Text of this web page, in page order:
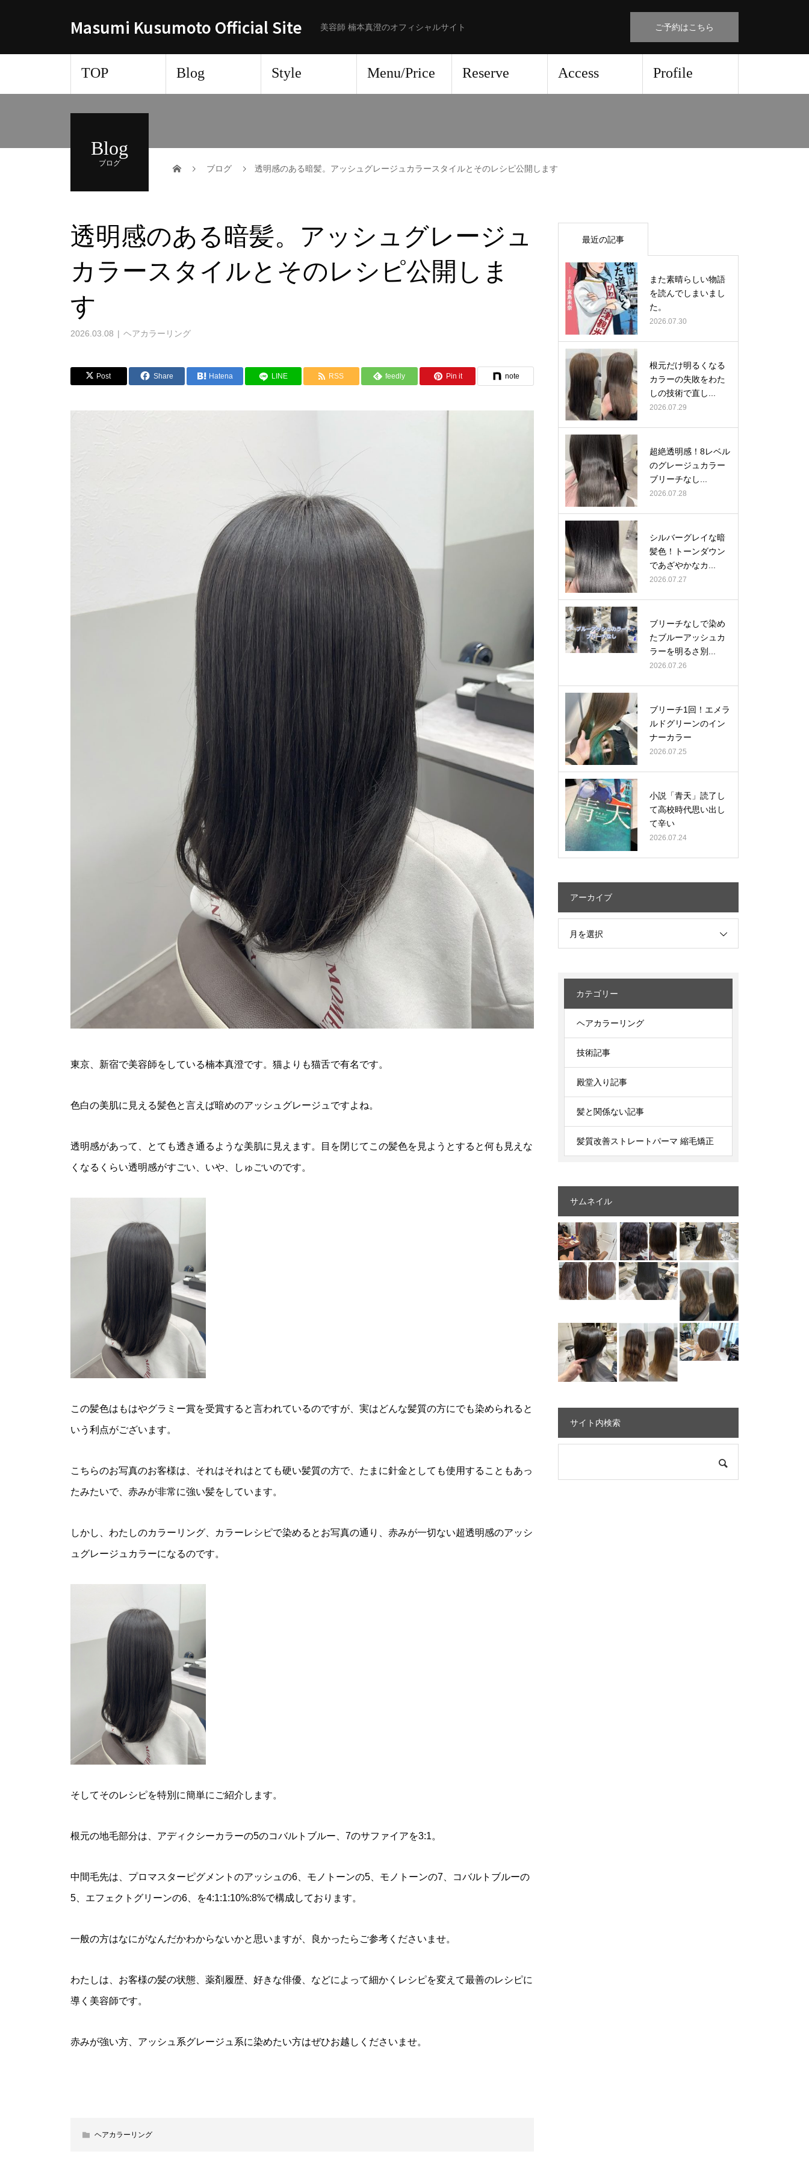
Masumi Kusumoto Official Site 美容師 楠本真澄のオフィシャルサイト ご予約はこちら
TOP Blog Style Menu/Price Reserve Access Profile
Blog
ブログ
ブログ 透明感のある暗髪。アッシュグレージュカラースタイルとそのレシピ公開します
透明感のある暗髪。アッシュグレージュ
カラースタイルとそのレシピ公開しま
す
2026.03.08 ヘアカラーリング
Post Share Hatena LINE RSS feedly Pin it note
東京、新宿で美容師をしている楠本真澄です。猫よりも猫舌で有名です。
色白の美肌に見える髪色と言えば暗めのアッシュグレージュですよね。
透明感があって、とても透き通るような美肌に見えます。目を閉じてこの髪色を見ようとすると何も見えな
くなるくらい透明感がすごい、いや、しゅごいのです。
この髪色はもはやグラミー賞を受賞すると言われているのですが、実はどんな髪質の方にでも染められると
いう利点がございます。
こちらのお写真のお客様は、それはそれはとても硬い髪質の方で、たまに針金としても使用することもあっ
たみたいで、赤みが非常に強い髪をしています。
しかし、わたしのカラーリング、カラーレシピで染めるとお写真の通り、赤みが一切ない超透明感のアッシ
ュグレージュカラーになるのです。
そしてそのレシピを特別に簡単にご紹介します。
根元の地毛部分は、アディクシーカラーの5のコバルトブルー、7のサファイアを3:1。
中間毛先は、プロマスターピグメントのアッシュの6、モノトーンの5、モノトーンの7、コバルトブルーの
5、エフェクトグリーンの6、を4:1:1:10%:8%で構成しております。
一般の方はなにがなんだかわからないかと思いますが、良かったらご参考くださいませ。
わたしは、お客様の髪の状態、薬剤履歴、好きな俳優、などによって細かくレシピを変えて最善のレシピに
導く美容師です。
赤みが強い方、アッシュ系グレージュ系に染めたい方はぜひお越しくださいませ。
ヘアカラーリング
最近の記事
また素晴らしい物語
を読んでしまいまし
た。
2026.07.30
根元だけ明るくなる
カラーの失敗をわた
しの技術で直し...
2026.07.29
超絶透明感！8レベル
のグレージュカラー
ブリーチなし...
2026.07.28
シルバーグレイな暗
髪色！トーンダウン
であざやかなカ...
2026.07.27
ブリーチなしで染め
たブルーアッシュカ
ラーを明るさ別...
2026.07.26
ブリーチ1回！エメラ
ルドグリーンのイン
ナーカラー
2026.07.25
小説「青天」読了し
て高校時代思い出し
て辛い
2026.07.24
アーカイブ
月を選択
カテゴリー
ヘアカラーリング
技術記事
殿堂入り記事
髪と関係ない記事
髪質改善ストレートパーマ 縮毛矯正
サムネイル
サイト内検索